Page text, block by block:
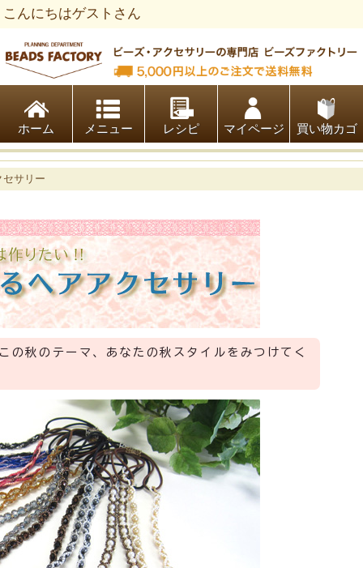
こんにちはゲストさん
ホーム レシピ マイページ 買い物カゴ
サリー
の秋のテーマ、あなたの秋スタイルをみつけてく